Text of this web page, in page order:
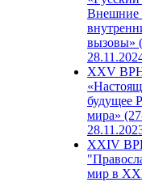
Внешние
вызовы»
XXV
будущее
мира»
XXIV
мир в